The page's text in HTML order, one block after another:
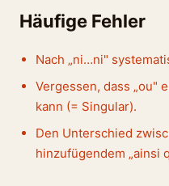
Häufige Fehler
Nach „ni…ni"
Vergessen, dass „ou"
kann (= Singular).
Den Unterschied
hinzufügendem „ainsi